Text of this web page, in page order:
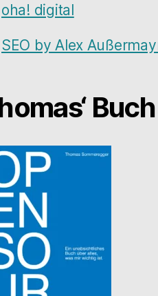
oha! digital
SEO by Alex